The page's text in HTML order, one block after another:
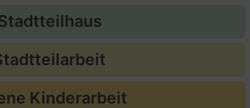
Kinderarbeit